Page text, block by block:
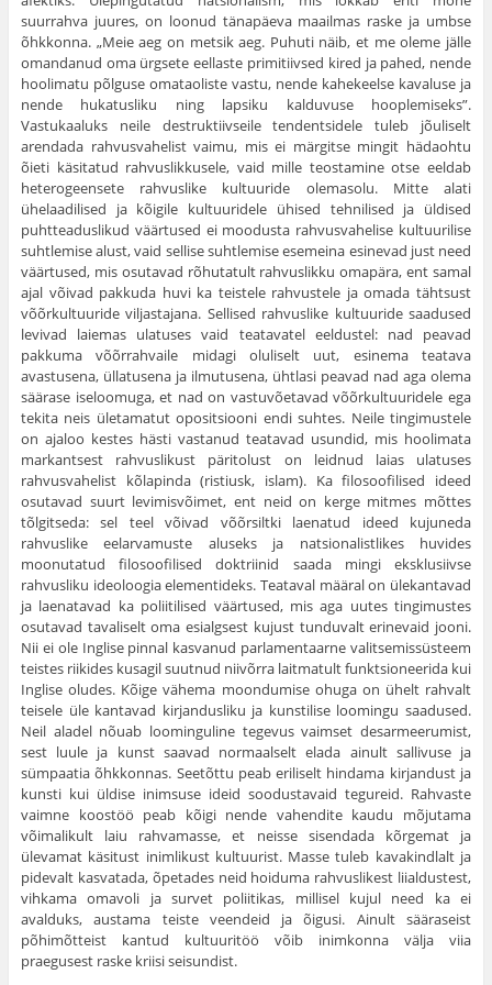
suurrahva juures, on loonud tänapäeva maailmas raske ja umbse
õhkkonna. „Meie aeg on metsik aeg. Puhuti näib, et me oleme jälle
omandanud oma ürgsete eellaste primitiivsed kired ja pahed, nende
hoolimatu põlguse omataoliste vastu, nende kahekeelse kavaluse ja
nende hukatusliku ning lapsiku kalduvuse hooplemiseks”.
Vastukaaluks neile destruktiivseile tendentsidele tuleb jõuliselt
arendada rahvusvahelist vaimu, mis ei märgitse mingit hädaohtu
õieti käsitatud rahvuslikkusele, vaid mille teostamine otse eeldab
heterogeensete rahvuslike kultuuride olemasolu. Mitte alati
ühelaadilised ja kõigile kultuuridele ühised tehnilised ja üldised
puhtteaduslikud väärtused ei moodusta rahvusvahelise kultuurilise
suhtlemise alust, vaid sellise suhtlemise esemeina esinevad just need
väärtused, mis osutavad rõhutatult rahvuslikku omapära, ent samal
ajal võivad pakkuda huvi ka teistele rahvustele ja omada tähtsust
võõrkultuuride viljastajana. Sellised rahvuslike kultuuride saadused
levivad laiemas ulatuses vaid teatavatel eeldustel: nad peavad
pakkuma võõrrahvaile midagi oluliselt uut, esinema teatava
avastusena, üllatusena ja ilmutusena, ühtlasi peavad nad aga olema
säärase iseloomuga, et nad on vastuvõetavad võõrkultuuridele ega
tekita neis ületamatut opositsiooni endi suhtes. Neile tingimustele
on ajaloo kestes hästi vastanud teatavad usundid, mis hoolimata
markantsest rahvuslikust päritolust on leidnud laias ulatuses
rahvusvahelist kõlapinda (ristiusk, islam). Ka filosoofilised ideed
osutavad suurt levimisvõimet, ent neid on kerge mitmes mõttes
tõlgitseda: sel teel võivad võõrsiltki laenatud ideed kujuneda
rahvuslike eelarvamuste aluseks ja natsionalistlikes huvides
moonutatud filosoofilised doktriinid saada mingi eksklusiivse
rahvusliku ideoloogia elementideks. Teataval määral on ülekantavad
ja laenatavad ka poliitilised väärtused, mis aga uutes tingimustes
osutavad tavaliselt oma esialgsest kujust tunduvalt erinevaid jooni.
Nii ei ole Inglise pinnal kasvanud parlamentaarne valitsemissüsteem
teistes riikides kusagil suutnud niivõrra laitmatult funktsioneerida kui
Inglise oludes. Kõige vähema moondumise ohuga on ühelt rahvalt
teisele üle kantavad kirjandusliku ja kunstilise loomingu saadused.
Neil aladel nõuab loominguline tegevus vaimset desarmeerumist,
sest luule ja kunst saavad normaalselt elada ainult sallivuse ja
sümpaatia õhkkonnas. Seetõttu peab eriliselt hindama kirjandust ja
kunsti kui üldise inimsuse ideid soodustavaid tegureid. Rahvaste
vaimne koostöö peab kõigi nende vahendite kaudu mõjutama
võimalikult laiu rahvamasse, et neisse sisendada kõrgemat ja
ülevamat käsitust inimlikust kultuurist. Masse tuleb kavakindlalt ja
pidevalt kasvatada, õpetades neid hoiduma rahvuslikest liialdustest,
vihkama omavoli ja survet poliitikas, millisel kujul need ka ei
avalduks, austama teiste veendeid ja õigusi. Ainult sääraseist
põhimõtteist kantud kultuuritöö võib inimkonna välja viia
praegusest raske kriisi seisundist.